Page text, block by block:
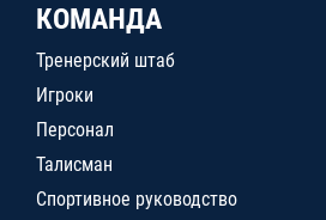
КОМАНДА
Тренерский штаб
Игроки
Персонал
Талисман
Спортивное руководство